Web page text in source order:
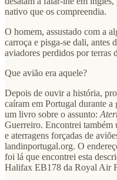
nativo que os compreendia.
O homem, assustado com a
carroça e pisga-se dali, antes
aviadores perdidos por terras
Que avião era aquele?
Depois de ouvir a história,
caíram em Portugal durante
um livro sobre o assunto:
Guerreiro. Encontrei também
e aterragens forçadas de
landinportugal.org. O
foi lá que encontrei esta
Halifax EB178 da Royal Air